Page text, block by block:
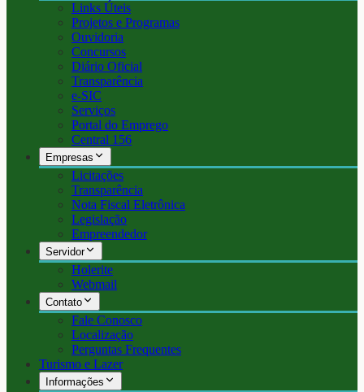
Links Úteis
Projetos e Programas
Ouvidoria
Concursos
Diário Oficial
Transparência
e-SIC
Serviços
Portal do Emprego
Central 156
Empresas
Licitações
Transparência
Nota Fiscal Eletrônica
Legislação
Empreendedor
Servidor
Holerite
Webmail
Contato
Fale Conosco
Localização
Perguntas Frequentes
Turismo e Lazer
Informações